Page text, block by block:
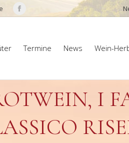
Facebook
window
Termine News Wein-
I